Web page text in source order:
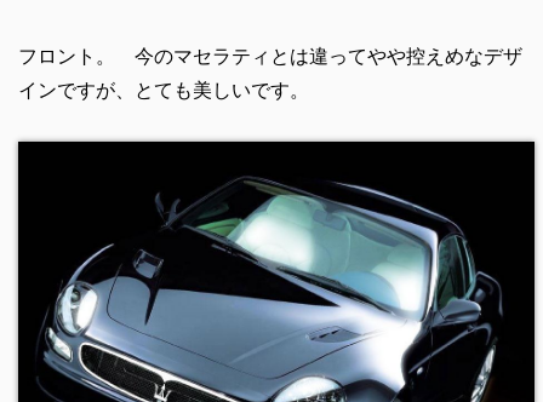
フロント。 今のマセラティとは違ってやや控えめなデザ
インですが、とても美しいです。